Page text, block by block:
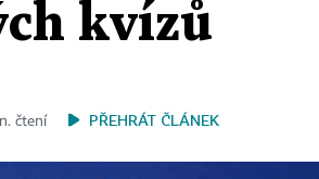
kvízů
čtení PŘEHRÁT ČLÁNEK